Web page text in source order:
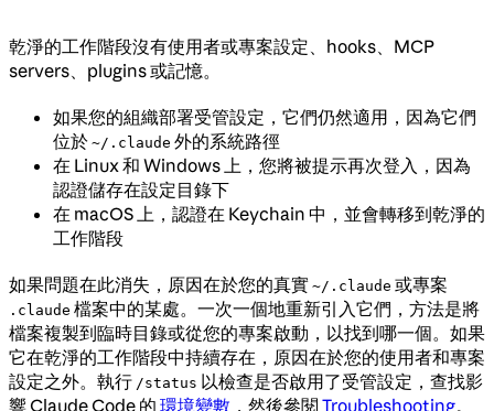
乾淨的工作階段沒有使用者或專案設定、hooks、MCP
servers、plugins 或記憶。
如果您的組織部署受管設定，它們仍然適用，因為它們
位於 ~/.claude 外的系統路徑
在 Linux 和 Windows 上，您將被提示再次登入，因為
認證儲存在設定目錄下
在 macOS 上，認證在 Keychain 中，並會轉移到乾淨的
工作階段
如果問題在此消失，原因在於您的真實 ~/.claude 或專案
.claude 檔案中的某處。一次一個地重新引入它們，方法是將
檔案複製到臨時目錄或從您的專案啟動，以找到哪一個。如果
它在乾淨的工作階段中持續存在，原因在於您的使用者和專案
設定之外。執行 /status 以檢查是否啟用了受管設定，查找影
響 Claude Code 的 環境變數 ，然後參閱 Troubleshooting。